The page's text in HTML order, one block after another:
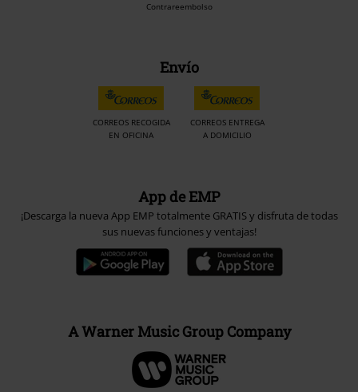
Contrareembolso
Envío
CORREOS RECOGIDA
EN OFICINA
CORREOS ENTREGA
A DOMICILIO
App de EMP
¡Descarga la nueva App EMP totalmente GRATIS y disfruta de todas
sus nuevas funciones y ventajas!
A Warner Music Group Company